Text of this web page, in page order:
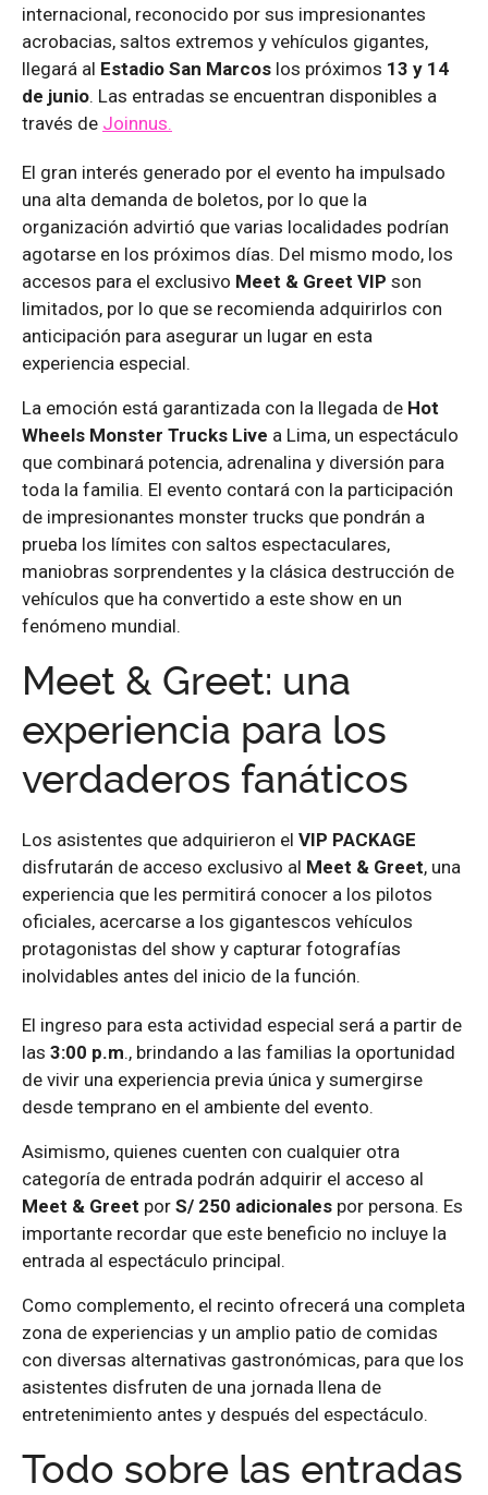
internacional, reconocido por sus impresionantes
acrobacias, saltos extremos y vehículos gigantes,
llegará al Estadio San Marcos los próximos 13 y 14
de junio. Las entradas se encuentran disponibles a
través de Joinnus.
El gran interés generado por el evento ha impulsado
una alta demanda de boletos, por lo que la
organización advirtió que varias localidades podrían
agotarse en los próximos días. Del mismo modo, los
accesos para el exclusivo Meet & Greet VIP son
limitados, por lo que se recomienda adquirirlos con
anticipación para asegurar un lugar en esta
experiencia especial.
La emoción está garantizada con la llegada de Hot
Wheels Monster Trucks Live a Lima, un espectáculo
que combinará potencia, adrenalina y diversión para
toda la familia. El evento contará con la participación
de impresionantes monster trucks que pondrán a
prueba los límites con saltos espectaculares,
maniobras sorprendentes y la clásica destrucción de
vehículos que ha convertido a este show en un
fenómeno mundial.
Meet & Greet: una
experiencia para los
verdaderos fanáticos
Los asistentes que adquirieron el VIP PACKAGE
disfrutarán de acceso exclusivo al Meet & Greet, una
experiencia que les permitirá conocer a los pilotos
oficiales, acercarse a los gigantescos vehículos
protagonistas del show y capturar fotografías
inolvidables antes del inicio de la función.
El ingreso para esta actividad especial será a partir de
las 3:00 p.m., brindando a las familias la oportunidad
de vivir una experiencia previa única y sumergirse
desde temprano en el ambiente del evento.
Asimismo, quienes cuenten con cualquier otra
categoría de entrada podrán adquirir el acceso al
Meet & Greet por S/ 250 adicionales por persona. Es
importante recordar que este beneficio no incluye la
entrada al espectáculo principal.
Como complemento, el recinto ofrecerá una completa
zona de experiencias y un amplio patio de comidas
con diversas alternativas gastronómicas, para que los
asistentes disfruten de una jornada llena de
entretenimiento antes y después del espectáculo.
Todo sobre las entradas